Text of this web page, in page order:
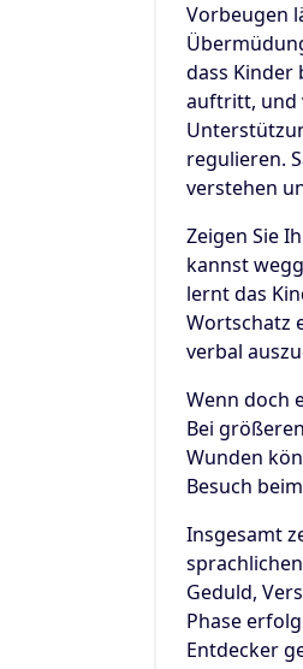
Vorbeugen
dass Kinder
auftritt, und
regulieren.
verstehen
Zeigen Sie
kannst
lernt das
Wortschatz
verbal
Wenn doch
Bei
Wunden
Besuch
Insgesamt
Geduld,
Phase
Entdecker